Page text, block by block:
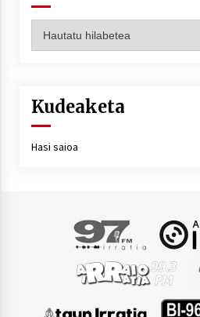
Kudeaketa
Hasi saioa